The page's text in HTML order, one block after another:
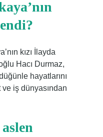
kızı İlayda
Hacı Durmaz,
hayatlarını
iş dünyasından